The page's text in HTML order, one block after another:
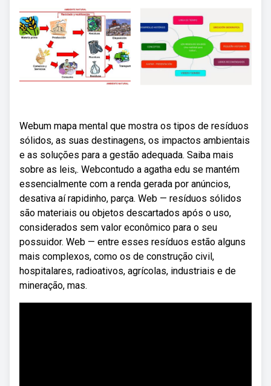
Webum mapa mental que mostra os tipos de resíduos
sólidos, as suas destinagens, os impactos ambientais
e as soluções para a gestão adequada. Saiba mais
sobre as leis,. Webcontudo a agatha edu se mantém
essencialmente com a renda gerada por anúncios,
desativa aí rapidinho, parça. Web — resíduos sólidos
são materiais ou objetos descartados após o uso,
considerados sem valor econômico para o seu
possuidor. Web — entre esses resíduos estão alguns
mais complexos, como os de construção civil,
hospitalares, radioativos, agrícolas, industriais e de
mineração, mas.